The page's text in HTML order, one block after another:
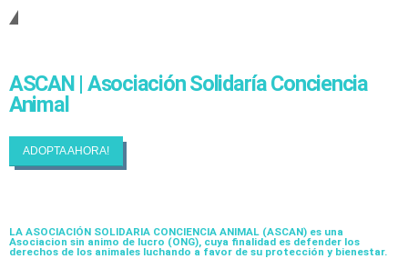
ASCAN | Asociación Solidaría Conciencia
Animal
ADOPTA AHORA!
LA ASOCIACIÓN SOLIDARIA CONCIENCIA ANIMAL (ASCAN) es una
Asociacion sin animo de lucro (ONG), cuya finalidad es defender los
derechos de los animales luchando a favor de su protección y bienestar.